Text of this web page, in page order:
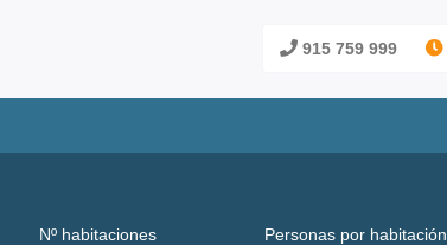
915 759 999
Nº habitaciones Personas por habitación